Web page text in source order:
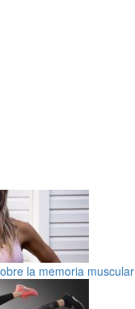
la memoria muscular